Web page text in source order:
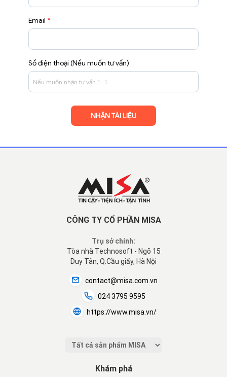
Email *
Số điện thoại (Nếu muốn tư vấn)
CÔNG TY CỔ PHẦN MISA
Trụ sở chính:
Tòa nhà Technosoft - Ngõ 15
Duy Tân, Q.Cầu giấy, Hà Nội
contact@misa.com.vn
024 3795 9595
https://www.misa.vn/
Khám phá